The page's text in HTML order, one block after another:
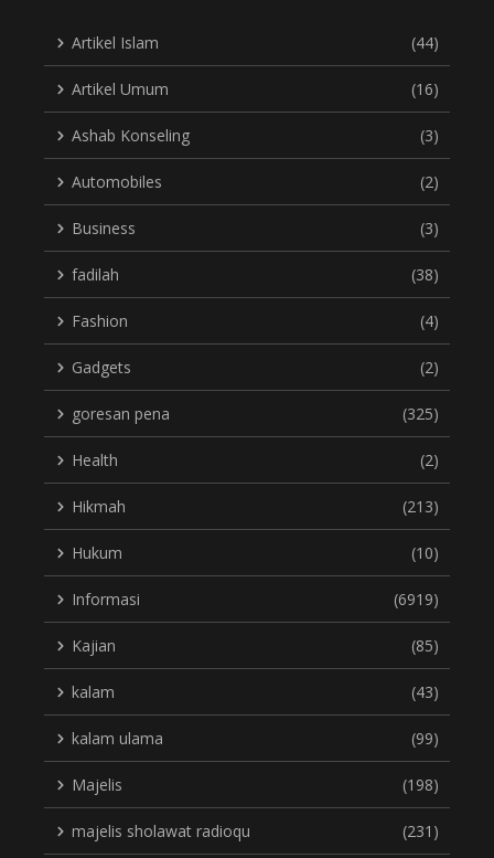
Artikel Islam (44)
Artikel Umum (16)
Ashab Konseling (3)
Automobiles (2)
Business (3)
fadilah (38)
Fashion (4)
Gadgets (2)
goresan pena (325)
Health (2)
Hikmah (213)
Hukum (10)
Informasi (6919)
Kajian (85)
kalam (43)
kalam ulama (99)
Majelis (198)
majelis sholawat radioqu (231)